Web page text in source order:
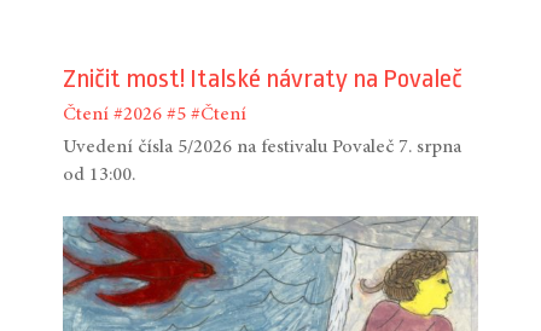
Zničit most! Italské návraty na Povaleč
Čtení #2026 #5 #Čtení
Uvedení čísla 5/2026 na festivalu Povaleč 7. srpna
od 13:00.